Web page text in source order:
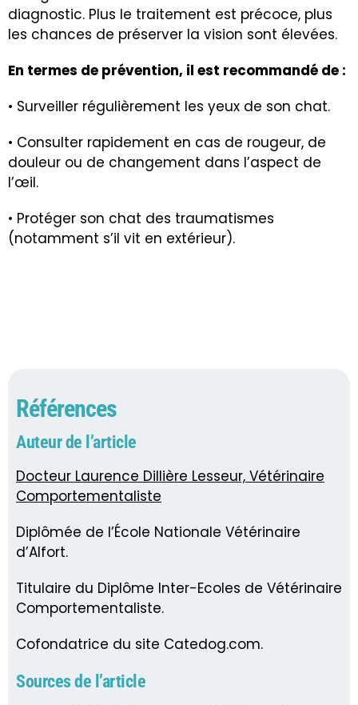
diagnostic. Plus le traitement est précoce, plus
les chances de préserver la vision sont élevées.
En termes de prévention, il est recommandé de :
• Surveiller régulièrement les yeux de son chat.
• Consulter rapidement en cas de rougeur, de
douleur ou de changement dans l’aspect de
l’œil.
• Protéger son chat des traumatismes
(notamment s’il vit en extérieur).
Références
Auteur de l’article
Docteur Laurence Dillière Lesseur, Vétérinaire
Comportementaliste
Diplômée de l’École Nationale Vétérinaire
d’Alfort.
Titulaire du Diplôme Inter-Ecoles de Vétérinaire
Comportementaliste.
Cofondatrice du site Catedog.com.
Sources de l’article